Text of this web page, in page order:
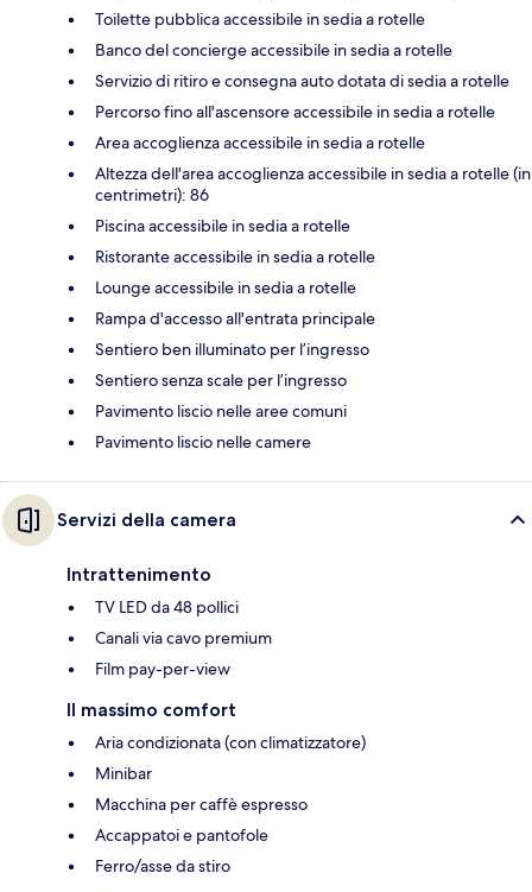
Toilette pubblica accessibile in sedia a rotelle
Banco del concierge accessibile in sedia a rotelle
Servizio di ritiro e consegna auto dotata di sedia a rotelle
Percorso fino all'ascensore accessibile in sedia a rotelle
Area accoglienza accessibile in sedia a rotelle
Altezza dell'area accoglienza accessibile in sedia a rotelle (in
centrimetri): 86
Piscina accessibile in sedia a rotelle
Ristorante accessibile in sedia a rotelle
Lounge accessibile in sedia a rotelle
Rampa d'accesso all'entrata principale
Sentiero ben illuminato per l’ingresso
Sentiero senza scale per l’ingresso
Pavimento liscio nelle aree comuni
Pavimento liscio nelle camere
Servizi della camera
Intrattenimento
TV LED da 48 pollici
Canali via cavo premium
Film pay-per-view
Il massimo comfort
Aria condizionata (con climatizzatore)
Minibar
Macchina per caffè espresso
Accappatoi e pantofole
Ferro/asse da stiro